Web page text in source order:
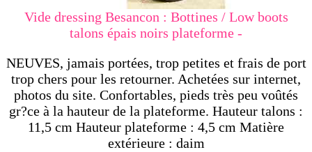
Vide dressing Besancon : Bottines / Low boots
talons épais noirs plateforme -
NEUVES, jamais portées, trop petites et frais de port
trop chers pour les retourner. Achetées sur internet,
photos du site. Confortables, pieds très peu voûtés
gr?ce à la hauteur de la plateforme. Hauteur talons :
11,5 cm Hauteur plateforme : 4,5 cm Matière
extérieure : daim